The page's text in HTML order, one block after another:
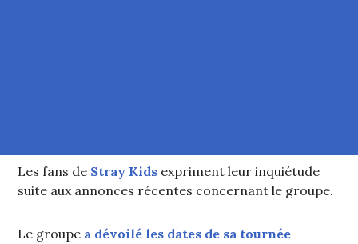
Les fans de Stray Kids expriment leur inquiétude
suite aux annonces récentes concernant le groupe.
Le groupe a dévoilé les dates de sa tournée